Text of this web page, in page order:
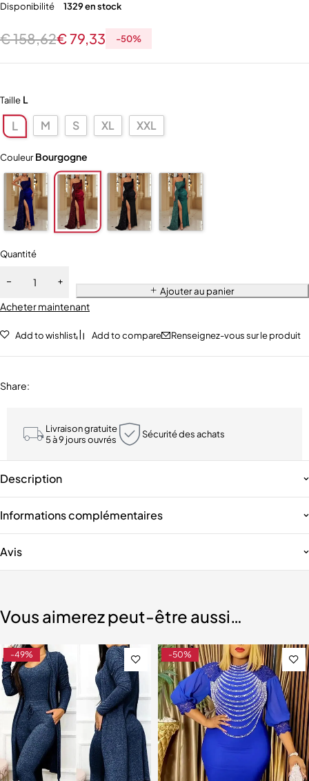
Disponibilité
1329 en stock
€158,62€79,33 -50%
Taille L
L M S XL XXL
Couleur Bourgogne
Quantité
Ajouter au panier
Acheter maintenant
Add to wishlist Add to compare Renseignez-vous sur le produit
Share:
Livraison gratuite
5 à 9 jours ouvrés
Sécurité des achats
Description
Informations complémentaires
Avis
Vous aimerez peut-être aussi…
-49% -50%